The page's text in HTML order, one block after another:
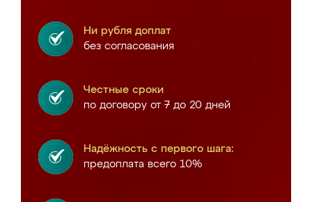
Ни рубля доплат
без согласования
Честные сроки
по договору от 7 до 20 дней
Надёжность с первого шага:
предоплата всего 10%